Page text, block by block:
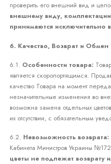
проверить его внешний вид и
внешнему виду,
принимаются исключительно
6. Качество, Возврат и Обмен
6.1. Особенности товара:
является скоропортящимся.
качество Товара на момент
незначительные изменения во
возможна замена отдельных
их отсутствии, с обязательным
6.2. Невозможность возврата:
Кабинета Министров Украины
цветы не подлежат возврату